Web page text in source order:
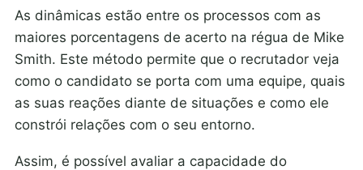
As dinâmicas estão entre os processos com as
maiores porcentagens de acerto na régua de Mike
Smith. Este método permite que o recrutador veja
como o candidato se porta com uma equipe, quais
as suas reações diante de situações e como ele
constrói relações com o seu entorno.
Assim, é possível avaliar a capacidade do